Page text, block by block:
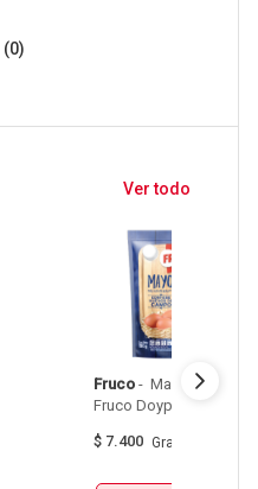
(0)
Ver todo
Fruco - Mayonesa
$ 7.400 Gramo